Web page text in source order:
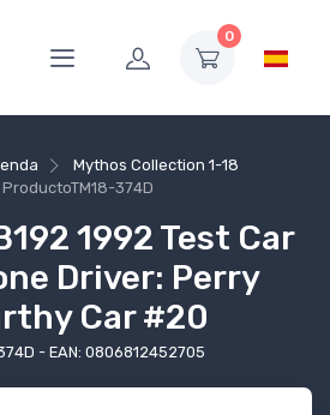
0
Mythos Collection 1-18
ProductoTM18-374D
1992 Test Car
Driver: Perry
Car #20
- EAN: 0806812452705